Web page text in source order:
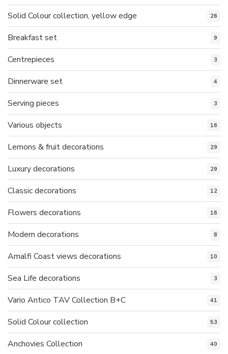
Solid Colour collection, yellow edge 26
Breakfast set 9
Centrepieces 3
Dinnerware set 4
Serving pieces 3
Various objects 16
Lemons & fruit decorations 29
Luxury decorations 29
Classic decorations 12
Flowers decorations 16
Modern decorations 8
Amalfi Coast views decorations 10
Sea Life decorations 3
Vario Antico TAV Collection B+C 41
Solid Colour collection 53
Anchovies Collection 40